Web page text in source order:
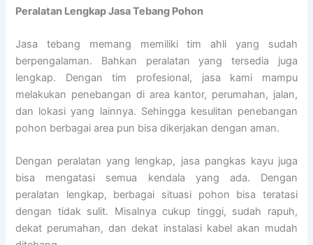
Peralatan Lengkap Jasa Tebang Pohon
Jasa tebang memang memiliki tim ahli yang sudah
berpengalaman. Bahkan peralatan yang tersedia juga
lengkap. Dengan tim profesional, jasa kami mampu
melakukan penebangan di area kantor, perumahan, jalan,
dan lokasi yang lainnya. Sehingga kesulitan penebangan
pohon berbagai area pun bisa dikerjakan dengan aman.
Dengan peralatan yang lengkap, jasa pangkas kayu juga
bisa mengatasi semua kendala yang ada. Dengan
peralatan lengkap, berbagai situasi pohon bisa teratasi
dengan tidak sulit. Misalnya cukup tinggi, sudah rapuh,
dekat perumahan, dan dekat instalasi kabel akan mudah